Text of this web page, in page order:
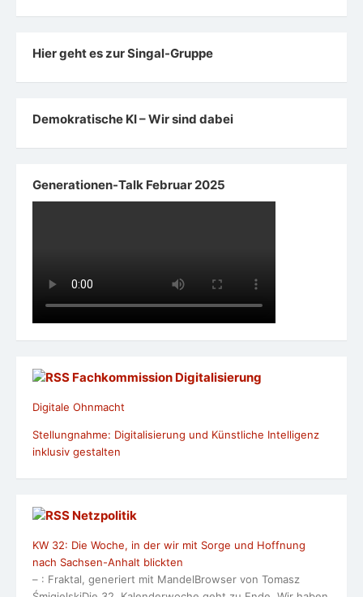
Hier geht es zur Singal-Gruppe
Demokratische KI – Wir sind dabei
Generationen-Talk Februar 2025
Fachkommission Digitalisierung
Digitale Ohnmacht
Stellungnahme: Digitalisierung und Künstliche Intelligenz
inklusiv gestalten
Netzpolitik
KW 32: Die Woche, in der wir mit Sorge und Hoffnung
nach Sachsen-Anhalt blickten
– : Fraktal, generiert mit MandelBrowser von Tomasz